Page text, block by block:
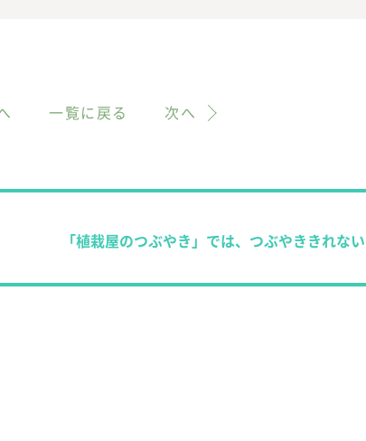
一覧に戻る 次へ
「植栽屋のつぶやき」では、つぶやききれな